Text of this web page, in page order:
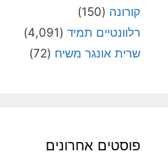
קורונה (150)
רלוונטיים תמיד (4,091)
שרית אונגר משיח (72)
פוסטים אחרונים